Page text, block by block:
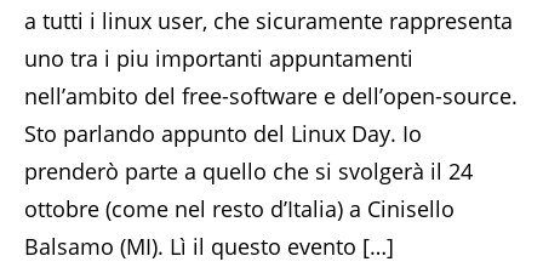
a tutti i linux user, che sicuramente rappresenta
uno tra i piu importanti appuntamenti
nell’ambito del free-software e dell’open-source.
Sto parlando appunto del Linux Day. Io
prenderò parte a quello che si svolgerà il 24
ottobre (come nel resto d’Italia) a Cinisello
Balsamo (MI). Lì il questo evento […]